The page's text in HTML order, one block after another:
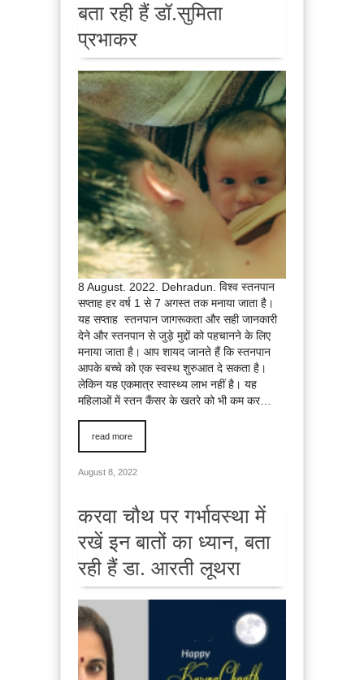
बता रही हैं डॉ.सुमिता
प्रभाकर
8 August. 2022. Dehradun. विश्व स्तनपान
सप्ताह हर वर्ष 1 से 7 अगस्त तक मनाया जाता है।
यह सप्ताह स्तनपान जागरूकता और सही जानकारी
देने और स्तनपान से जुड़े मुद्दों को पहचानने के लिए
मनाया जाता है। आप शायद जानते हैं कि स्तनपान
आपके बच्चे को एक स्वस्थ शुरुआत दे सकता है।
लेकिन यह एकमात्र स्वास्थ्य लाभ नहीं है। यह
महिलाओं में स्तन कैंसर के खतरे को भी कम कर…
read more
August 8, 2022
करवा चौथ पर गर्भावस्था में
रखें इन बातों का ध्यान, बता
रही हैं डा. आरती लूथरा